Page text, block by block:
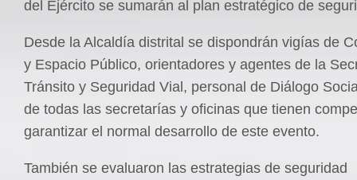
del Ejército se sumarán al plan estratégico de
Desde la Alcaldía distrital se dispondrán vigías de
y Espacio Público, orientadores y agentes de la
Tránsito y Seguridad Vial, personal de Diálogo
de todas las secretarías y oficinas que tienen
garantizar el normal desarrollo de este evento.
También se evaluaron las estrategias de seguridad